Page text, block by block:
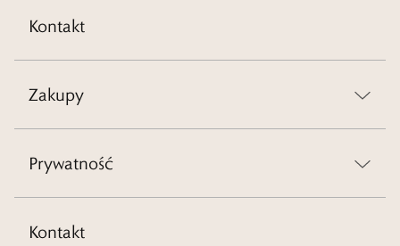
Kontakt
Zakupy
Prywatność
Kontakt